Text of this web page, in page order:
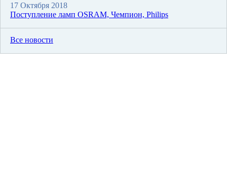
17 Октября 2018
Поступление ламп OSRAM, Чемпион, Philips
Все новости